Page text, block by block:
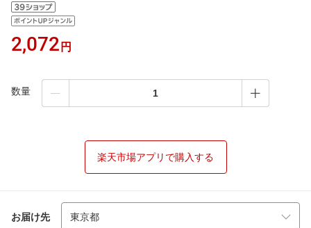
2,072 円
数量
楽天市場アプリで購入する
お届け先